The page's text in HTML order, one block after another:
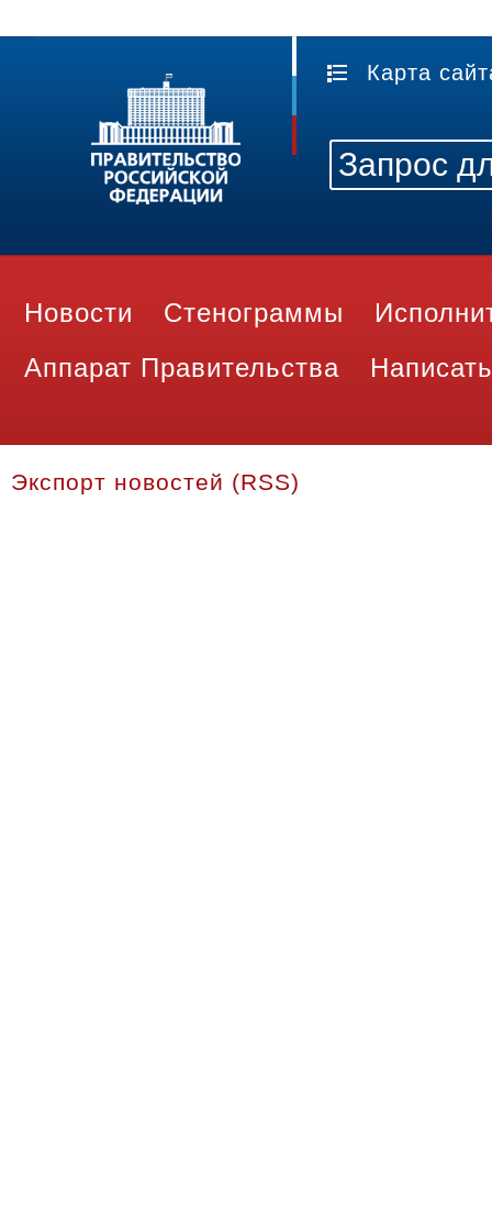
Карта
Новости Стенограммы
Аппарат Правительства
Экспорт новостей (RSS)